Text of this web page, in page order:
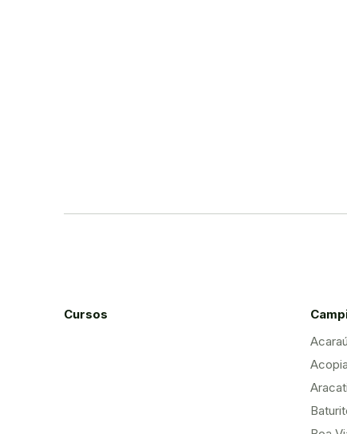
Cursos
Acaraú
Aracati